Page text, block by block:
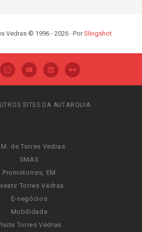
Vedras © 1996 - 2026 · PorSlingshot
SITES DA AUTARQUIA
M. de Torres Vedras
SMAS
Promotorres, EM
Torres Vedras
E-negócios
Mobilidade
Torres Vedras